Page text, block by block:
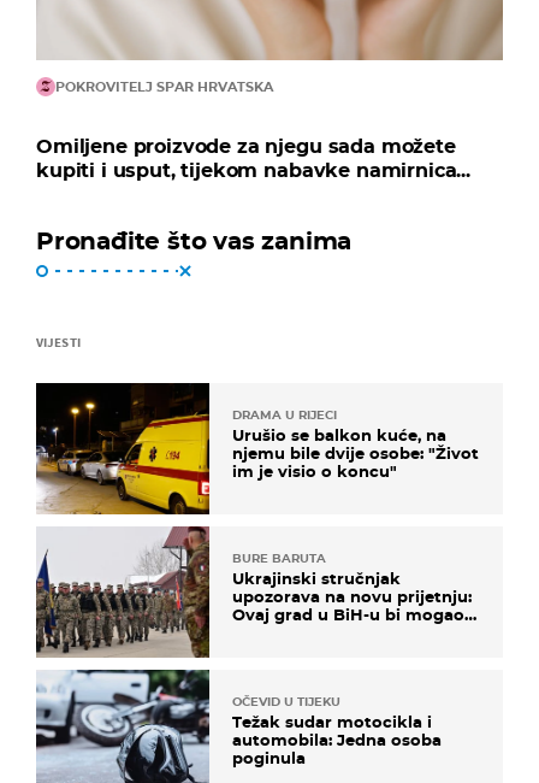
POKROVITELJ SPAR HRVATSKA
Omiljene proizvode za njegu sada možete
kupiti i usput, tijekom nabavke namirnica...
Pronađite što vas zanima
VIJESTI
DRAMA U RIJECI
Urušio se balkon kuće, na
njemu bile dvije osobe: "Život
im je visio o koncu"
BURE BARUTA
Ukrajinski stručnjak
upozorava na novu prijetnju:
Ovaj grad u BiH-u bi mogao
OČEVID U TIJEKU
Težak sudar motocikla i
automobila: Jedna osoba
poginula